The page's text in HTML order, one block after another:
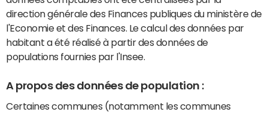
direction générale des Finances publiques du ministère de
l'Economie et des Finances. Le calcul des données par
habitant a été réalisé à partir des données de
populations fournies par l'Insee.
A propos des données de population :
Certaines communes (notamment les communes